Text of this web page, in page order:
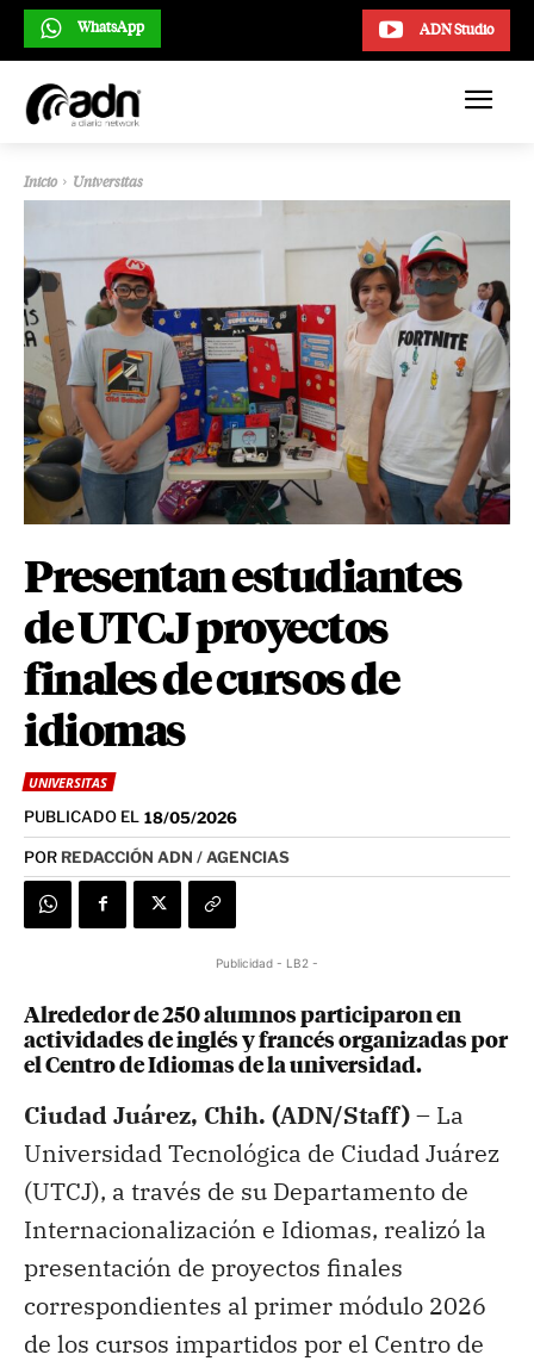
ADN Studio
WhatsApp
Inicio Universitas
Presentan estudiantes
de UTCJ proyectos
finales de cursos de
idiomas
UNIVERSITAS
PUBLICADO EL 18/05/2026
POR REDACCIÓN ADN / AGENCIAS
Publicidad - LB2 -
Alrededor de 250 alumnos participaron en
actividades de inglés y francés organizadas por
el Centro de Idiomas de la universidad.
Ciudad Juárez, Chih. (ADN/Staff) – La
Universidad Tecnológica de Ciudad Juárez
(UTCJ), a través de su Departamento de
Internacionalización e Idiomas, realizó la
presentación de proyectos finales
correspondientes al primer módulo 2026
de los cursos impartidos por el Centro de